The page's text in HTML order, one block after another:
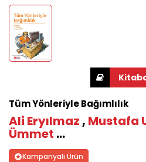
Tüm Yönleriyle Bağımlılık
Ali Eryılmaz , Mustafa
Ümmet ...
Kampanyalı Ürün